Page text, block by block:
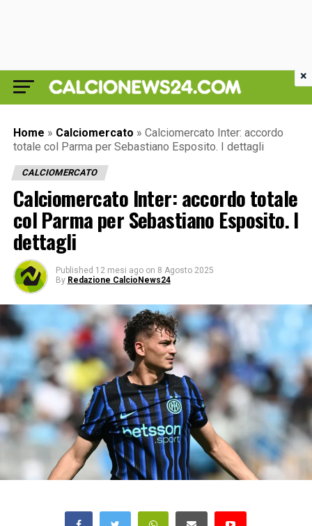
Home » Calciomercato » Calciomercato Inter: accordo
totale col Parma per Sebastiano Esposito. I dettagli
CALCIOMERCATO
Calciomercato Inter: accordo totale
col Parma per Sebastiano Esposito. I
dettagli
Published 12 mesi ago on 8 Agosto 2025
By Redazione CalcioNews24
×